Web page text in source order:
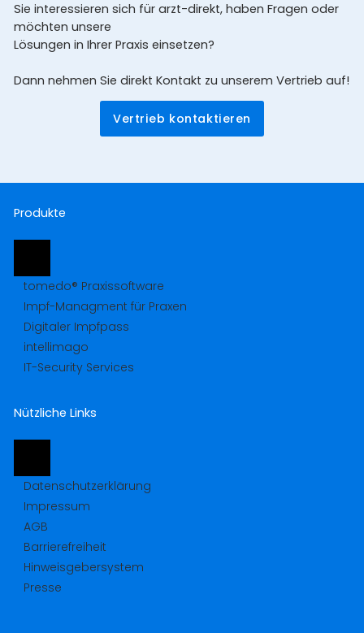
Sie interessieren sich für arzt-direkt, haben Fragen oder
möchten unsere
Lösungen in Ihrer Praxis einsetzen?
Dann nehmen Sie direkt Kontakt zu unserem Vertrieb auf!
Vertrieb kontaktieren
Nützliche Links
Datenschutzerklärung
Impressum
AGB
Barrierefreiheit
Hinweisgebersystem
Presse
Produkte
tomedo® Praxissoftware
Impf-Managment für Praxen
Digitaler Impfpass
intellimago
IT-Security Services